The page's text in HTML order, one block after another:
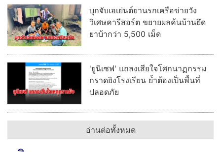
บุกจับเอเย่นต์ยานรกเครือข่ายวัง
วิเศษคารีสอร์ต ขยายผลค้นบ้านยึด
ยาบ้ากว่า 5,500 เม็ด
'ยูนิเซฟ' แถลงเสียใจโศกนาฏกรรม
กราดยิงโรงเรียน ย้ำต้องเป็นพื้นที่
ปลอดภัย
อ่านต่อทั้งหมด